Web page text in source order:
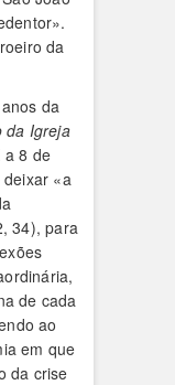
da
da
da Igreja
a 8 de
«a
34), para
de cada
ao
em que
da crise